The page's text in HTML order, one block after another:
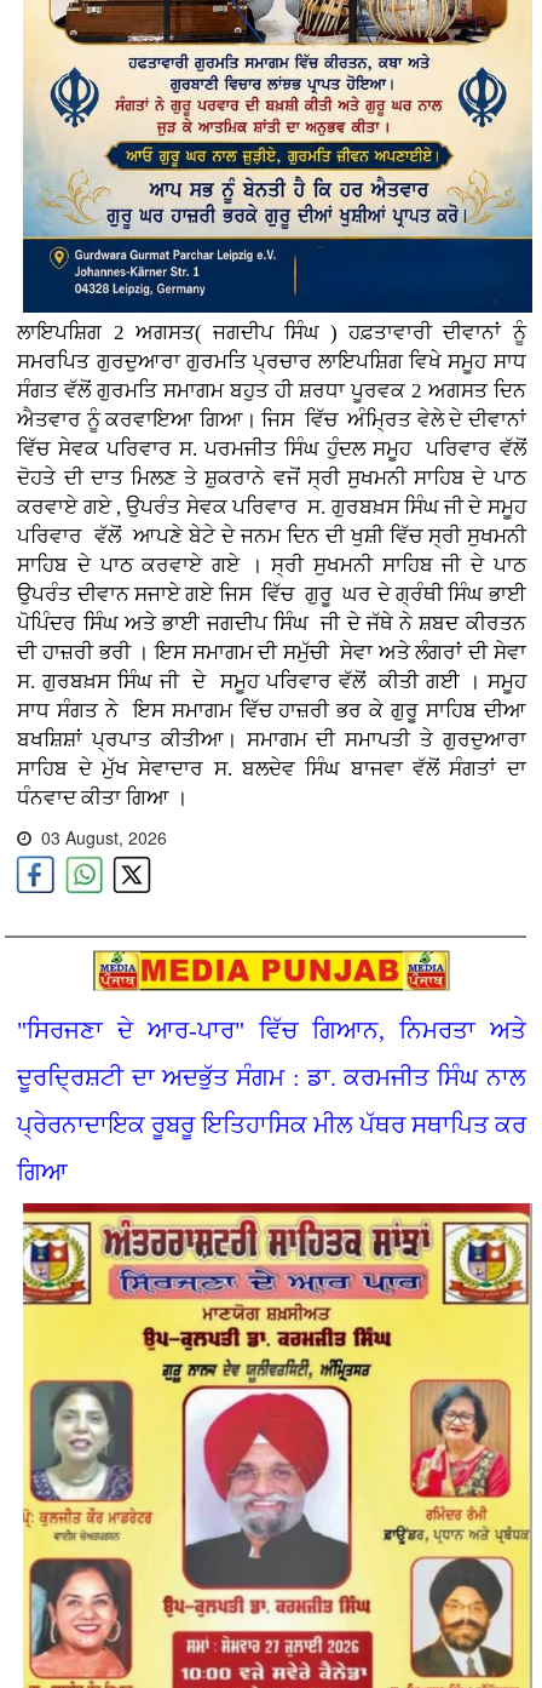
ਲਾਇਪਸ਼ਿਗ 2 ਅਗਸਤ( ਜਗਦੀਪ ਸਿੰਘ ) ਹਫ਼ਤਾਵਾਰੀ ਦੀਵਾਨਾਂ ਨੂੰ
ਸਮਰਪਿਤ ਗੁਰਦੁਆਰਾ ਗੁਰਮਤਿ ਪ੍ਰਚਾਰ ਲਾਇਪਸ਼ਿਗ ਵਿਖੇ ਸਮੂਹ ਸਾਧ
ਸੰਗਤ ਵੱਲੋਂ ਗੁਰਮਤਿ ਸਮਾਗਮ ਬਹੁਤ ਹੀ ਸ਼ਰਧਾ ਪੂਰਵਕ 2 ਅਗਸਤ ਦਿਨ
ਐਤਵਾਰ ਨੂੰ ਕਰਵਾਇਆ ਗਿਆ। ਜਿਸ ਵਿੱਚ ਅੰਮ੍ਰਿਤ ਵੇਲੇ ਦੇ ਦੀਵਾਨਾਂ
ਵਿੱਚ ਸੇਵਕ ਪਰਿਵਾਰ ਸ. ਪਰਮਜੀਤ ਸਿੰਘ ਹੁੰਦਲ ਸਮੂਹ ਪਰਿਵਾਰ ਵੱਲੋਂ
ਦੋਹਤੇ ਦੀ ਦਾਤ ਮਿਲਣ ਤੇ ਸ਼ੁਕਰਾਨੇ ਵਜੋਂ ਸ੍ਰੀ ਸੁਖਮਨੀ ਸਾਹਿਬ ਦੇ ਪਾਠ
ਕਰਵਾਏ ਗਏ , ਉਪਰੰਤ ਸੇਵਕ ਪਰਿਵਾਰ ਸ. ਗੁਰਬਖ਼ਸ ਸਿੰਘ ਜੀ ਦੇ ਸਮੂਹ
ਪਰਿਵਾਰ ਵੱਲੋਂ ਆਪਣੇ ਬੇਟੇ ਦੇ ਜਨਮ ਦਿਨ ਦੀ ਖੁਸ਼ੀ ਵਿੱਚ ਸ੍ਰੀ ਸੁਖਮਨੀ
ਸਾਹਿਬ ਦੇ ਪਾਠ ਕਰਵਾਏ ਗਏ । ਸ੍ਰੀ ਸੁਖਮਨੀ ਸਾਹਿਬ ਜੀ ਦੇ ਪਾਠ
ਉਪਰੰਤ ਦੀਵਾਨ ਸਜਾਏ ਗਏ ਜਿਸ ਵਿੱਚ ਗੁਰੂ ਘਰ ਦੇ ਗ੍ਰੰਥੀ ਸਿੰਘ ਭਾਈ
ਪੋਪਿੰਦਰ ਸਿੰਘ ਅਤੇ ਭਾਈ ਜਗਦੀਪ ਸਿੰਘ ਜੀ ਦੇ ਜੱਥੇ ਨੇ ਸ਼ਬਦ ਕੀਰਤਨ
ਦੀ ਹਾਜ਼ਰੀ ਭਰੀ । ਇਸ ਸਮਾਗਮ ਦੀ ਸਮੁੱਚੀ ਸੇਵਾ ਅਤੇ ਲੰਗਰਾਂ ਦੀ ਸੇਵਾ
ਸ. ਗੁਰਬਖ਼ਸ ਸਿੰਘ ਜੀ ਦੇ ਸਮੂਹ ਪਰਿਵਾਰ ਵੱਲੋਂ ਕੀਤੀ ਗਈ । ਸਮੂਹ
ਸਾਧ ਸੰਗਤ ਨੇ ਇਸ ਸਮਾਗਮ ਵਿੱਚ ਹਾਜ਼ਰੀ ਭਰ ਕੇ ਗੁਰੂ ਸਾਹਿਬ ਦੀਆ
ਬਖਸ਼ਿਸ਼ਾਂ ਪ੍ਰਪਾਤ ਕੀਤੀਆ। ਸਮਾਗਮ ਦੀ ਸਮਾਪਤੀ ਤੇ ਗੁਰਦੁਆਰਾ
ਸਾਹਿਬ ਦੇ ਮੁੱਖ ਸੇਵਾਦਾਰ ਸ. ਬਲਦੇਵ ਸਿੰਘ ਬਾਜਵਾ ਵੱਲੋਂ ਸੰਗਤਾਂ ਦਾ
ਧੰਨਵਾਦ ਕੀਤਾ ਗਿਆ ।
03 August, 2026
"ਸਿਰਜਣਾ ਦੇ ਆਰ-ਪਾਰ" ਵਿੱਚ ਗਿਆਨ, ਨਿਮਰਤਾ ਅਤੇ
ਦੂਰਦ੍ਰਿਸ਼ਟੀ ਦਾ ਅਦਭੁੱਤ ਸੰਗਮ : ਡਾ. ਕਰਮਜੀਤ ਸਿੰਘ ਨਾਲ
ਪ੍ਰੇਰਨਾਦਾਇਕ ਰੂਬਰੂ ਇਤਿਹਾਸਿਕ ਮੀਲ ਪੱਥਰ ਸਥਾਪਿਤ ਕਰ
ਗਿਆ